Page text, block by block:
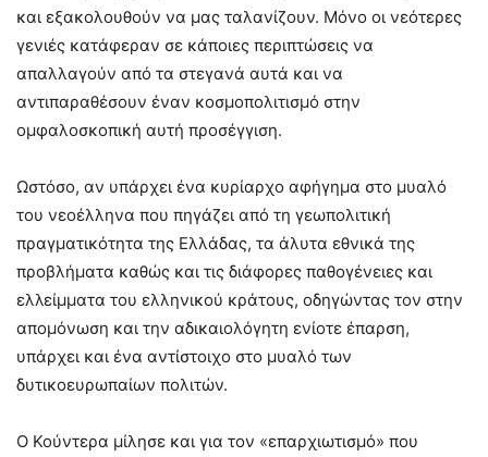
και εξακολουθούν να μας ταλανίζουν. Μόνο οι νεότερες
γενιές κατάφεραν σε κάποιες περιπτώσεις να
απαλλαγούν από τα στεγανά αυτά και να
αντιπαραθέσουν έναν κοσμοπολιτισμό στην
ομφαλοσκοπική αυτή προσέγγιση.
Ωστόσο, αν υπάρχει ένα κυρίαρχο αφήγημα στο μυαλό
του νεοέλληνα που πηγάζει από τη γεωπολιτική
πραγματικότητα της Ελλάδας, τα άλυτα εθνικά της
προβλήματα καθώς και τις διάφορες παθογένειες και
ελλείμματα του ελληνικού κράτους, οδηγώντας τον στην
απομόνωση και την αδικαιολόγητη ενίοτε έπαρση,
υπάρχει και ένα αντίστοιχο στο μυαλό των
δυτικοευρωπαίων πολιτών.
Ο Κούντερα μίλησε και για τον «επαρχιωτισμό» που